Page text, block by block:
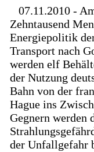
07.11.2010 -
Zehntausend
Energiepolitik
Transport nach
werden elf
der Nutzung
Bahn von der
Hague ins
Gegnern werden
der Unfallgefahr